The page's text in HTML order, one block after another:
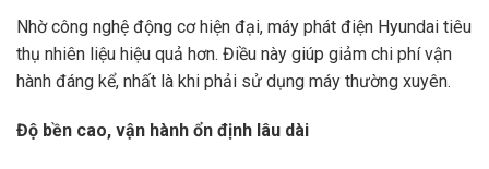
Nhờ công nghệ động cơ hiện đại, máy phát điện Hyundai tiêu
thụ nhiên liệu hiệu quả hơn. Điều này giúp giảm chi phí vận
hành đáng kể, nhất là khi phải sử dụng máy thường xuyên.
Độ bền cao, vận hành ổn định lâu dài